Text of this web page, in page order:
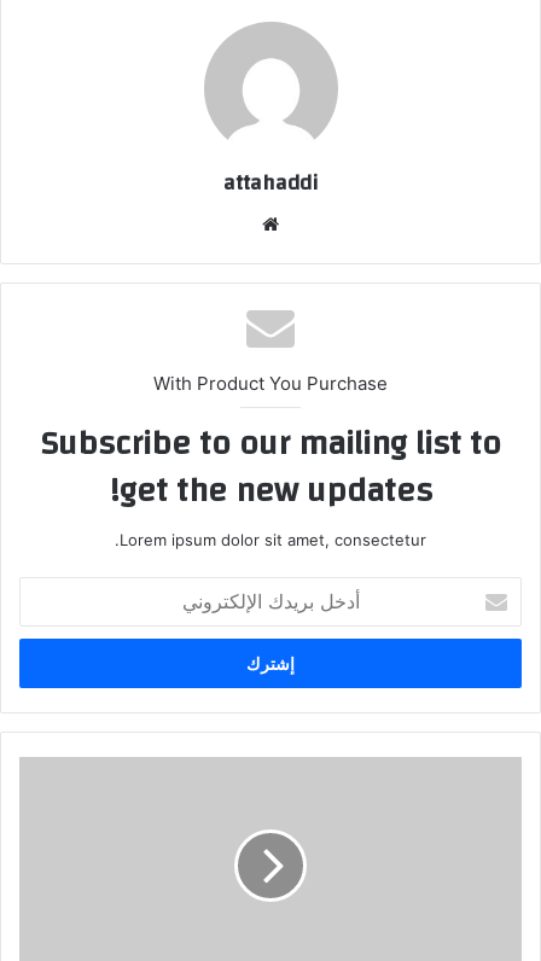
attahaddi
With Product You Purchase
Subscribe to our mailing list to
get the new updates!
Lorem ipsum dolor sit amet, consectetur.
بريدك
الإلكتروني